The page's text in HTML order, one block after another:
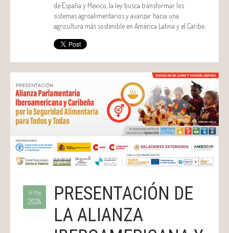
de España y México, la ley busca transformar los
sistemas agroalimentarios y avanzar hacia una
agricultura más sostenible en América Latina y el Caribe.
14 May
2024
PRESENTACIÓN DE
LA ALIANZA